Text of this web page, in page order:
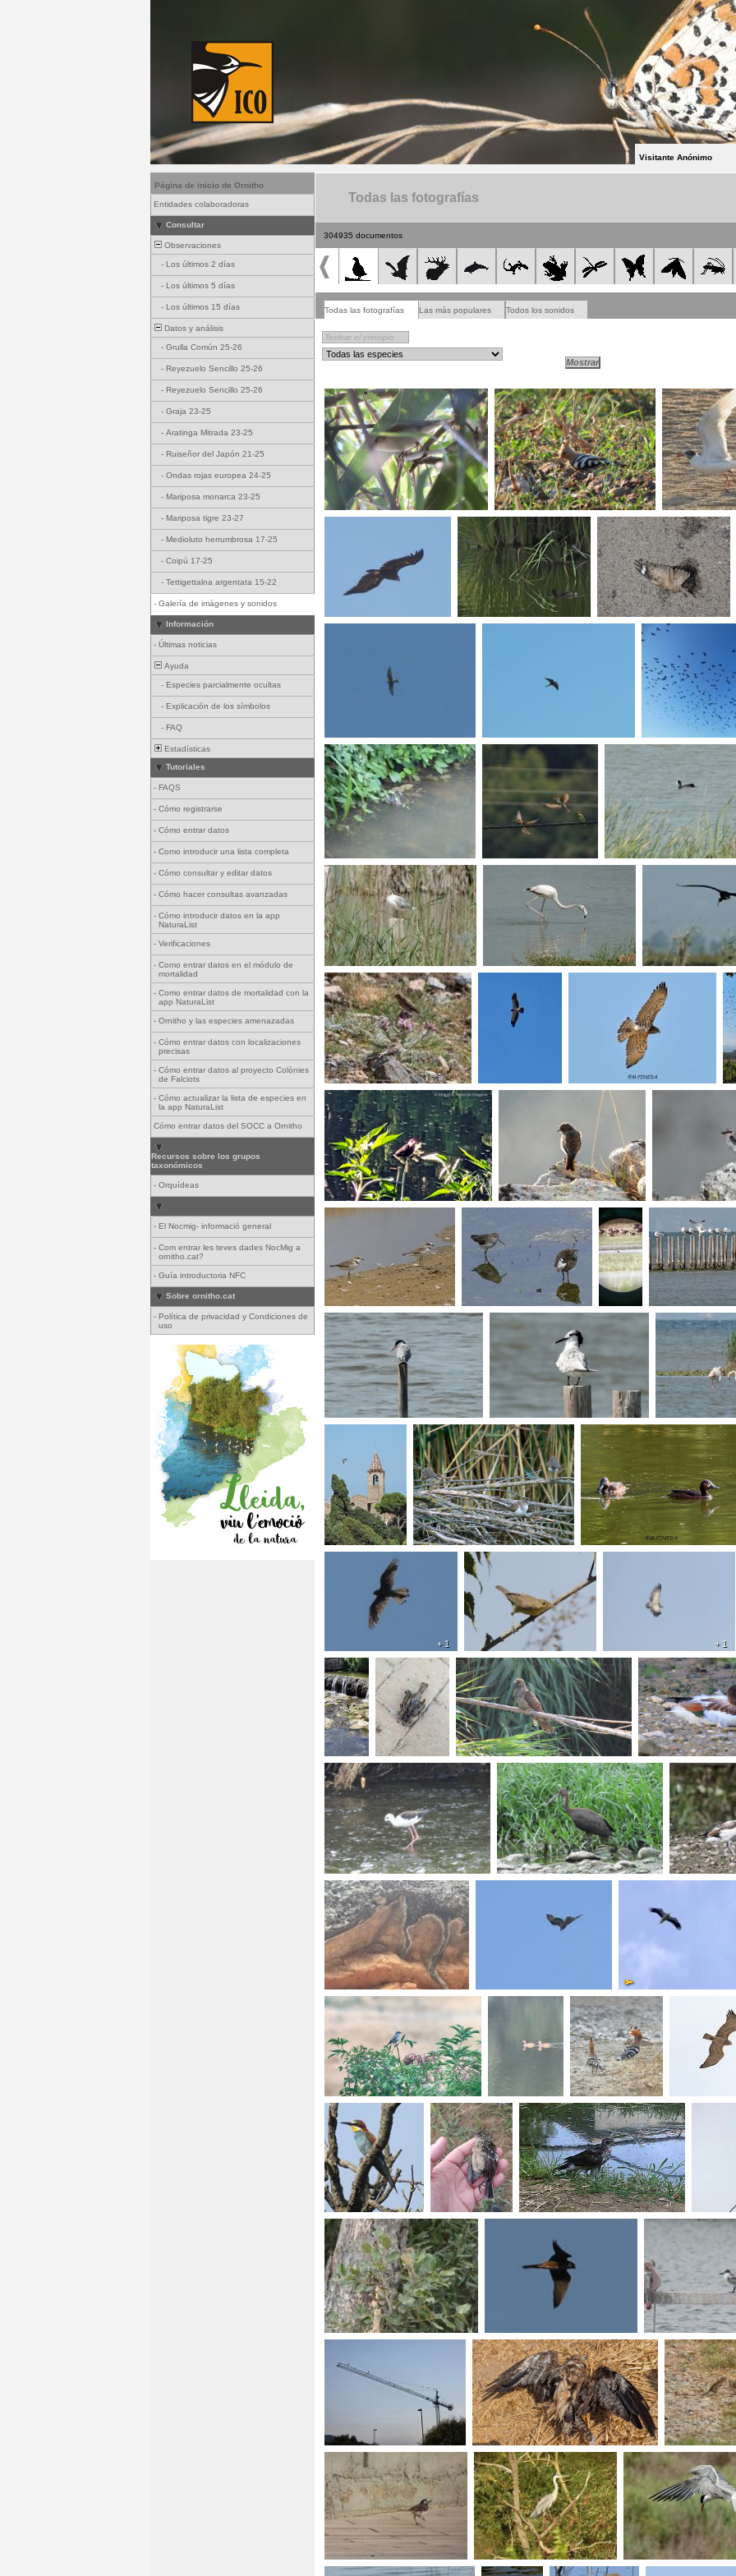
Visitante Anónimo
Página de inicio de Ornitho
Entidades colaboradoras
Consultar
Observaciones
- Los últimos 2 días
- Los últimos 5 días
- Los últimos 15 días
Datos y análisis
- Grulla Común 25-26
- Reyezuelo Sencillo 25-26
- Reyezuelo Sencillo 25-26
- Graja 23-25
- Aratinga Mitrada 23-25
- Ruiseñor del Japón 21-25
- Ondas rojas europea 24-25
- Mariposa monarca 23-25
- Mariposa tigre 23-27
- Medioluto herrumbrosa 17-25
- Coipú 17-25
- Tettigettalna argentata 15-22
- Galería de imágenes y sonidos
Información
- Últimas noticias
Ayuda
- Especies parcialmente ocultas
- Explicación de los símbolos
- FAQ
Estadísticas
Tutoriales
- FAQS
- Cómo registrarse
- Cómo entrar datos
- Como introducir una lista completa
- Cómo consultar y editar datos
- Cómo hacer consultas avanzadas
- Cómo introducir datos en la app
NaturaList
- Verificaciones
- Como entrar datos en el módulo de
mortalidad
- Como entrar datos de mortalidad con la
app NaturaList
- Ornitho y las especies amenazadas
- Cómo entrar datos con localizaciones
precisas
- Cómo entrar datos al proyecto Colònies
de Falciots
- Cómo actualizar la lista de especies en
la app NaturaList
Cómo entrar datos del SOCC a Ornitho
Recursos sobre los grupos
taxonómicos
- Orquídeas
- El Nocmig- informació general
- Com entrar les teves dades NocMig a
ornitho.cat?
- Guía introductoria NFC
Sobre ornitho.cat
- Política de privacidad y Condiciones de
uso
Todas las fotografías
304935 documentos
Todas las fotografías Las más populares Todos los sonidos
+ 1 + 1